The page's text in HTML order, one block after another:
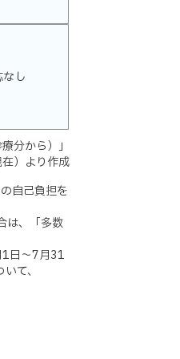
し
分から）」
）より作成
自己負担を
は、「多数
1日〜7月31
て、